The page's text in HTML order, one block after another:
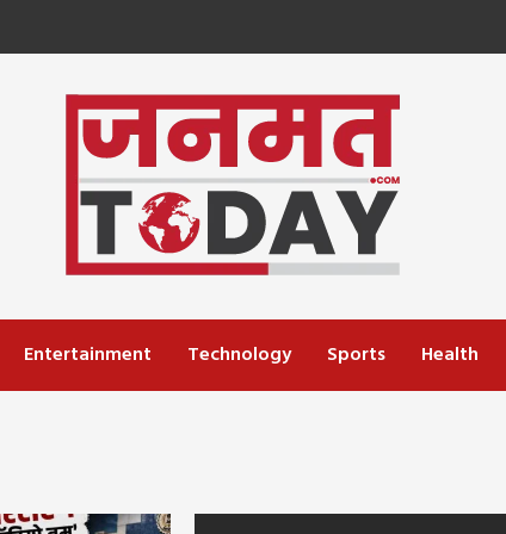
Entertainment Technology Sports Health